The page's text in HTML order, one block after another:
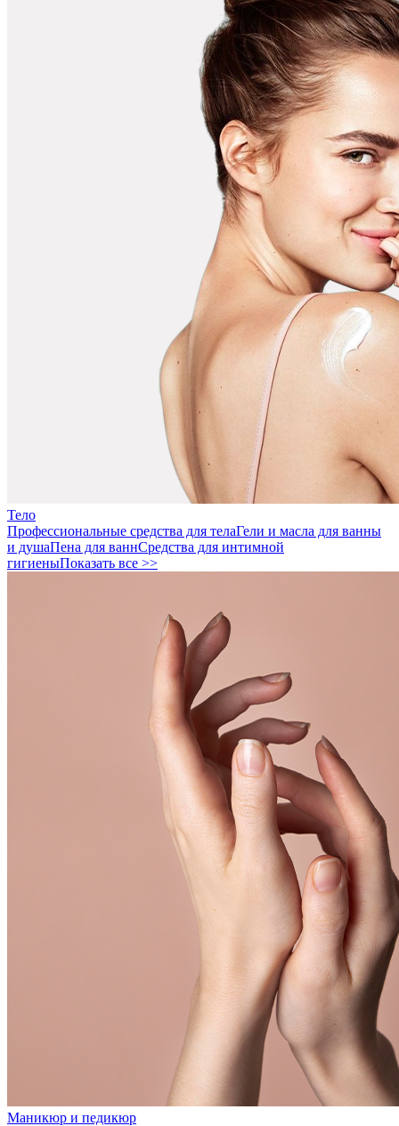
Тело
Профессиональные средства для телаГели и масла для ванны
и душаПена для ваннСредства для интимной
гигиеныПоказать все >>
Маникюр и педикюр